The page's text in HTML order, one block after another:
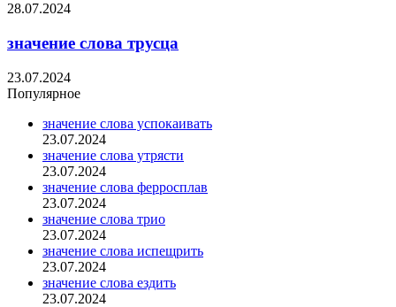
28.07.2024
значение слова трусца
23.07.2024
Популярное
значение слова успокаивать
23.07.2024
значение слова утрясти
23.07.2024
значение слова ферросплав
23.07.2024
значение слова трио
23.07.2024
значение слова испещрить
23.07.2024
значение слова ездить
23.07.2024